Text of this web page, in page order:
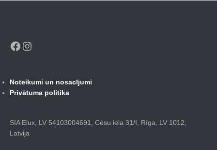
Facebook
Noteikumi un nosacījumi
Privātuma politika
SIA Elux, LV 54103004691, Cēsu iela 31/I, Rīga, LV 1012,
Latvija